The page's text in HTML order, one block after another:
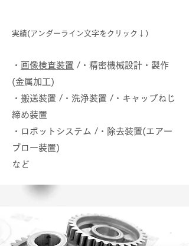
実績(アンダーライン文字をクリック↓）
・ 画像検査装置 /・精密機械設計・製作
(金属加工)
・搬送装置 /・洗浄装置 /・キャップねじ
締め装置
・ロボットシステム /・除去装置(エアー
ブロー装置)
​など